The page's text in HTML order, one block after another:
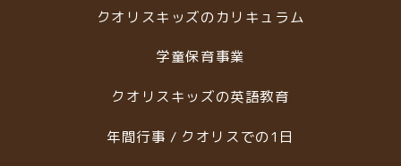
クオリスキッズのカリキュラム
学童保育事業
クオリスキッズの英語教育
年間行事 / クオリスでの1日